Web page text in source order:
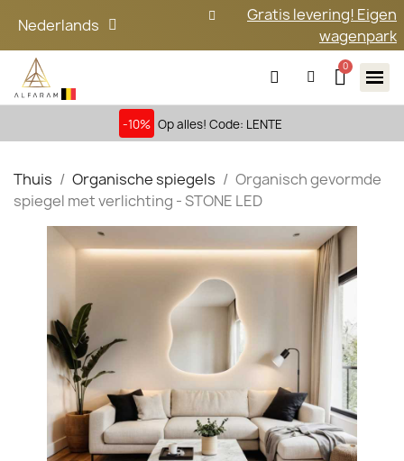
Nederlands
Gratis levering! Eigen
wagenpark
-10% Op alles! Code: LENTE
Thuis Organische spiegels
Organisch gevormde
spiegel met verlichting - STONE LED